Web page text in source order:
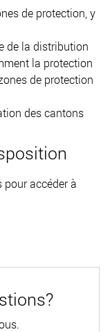
de protection, y
de la distribution
la protection
de protection
des cantons
pour accéder à